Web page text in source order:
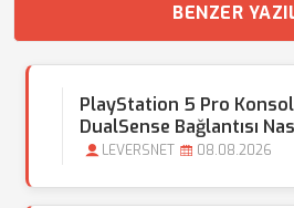
BENZER
PlayStation 5 Pro
DualSense Bağlantısı
LEVERSNET 08.08.2026